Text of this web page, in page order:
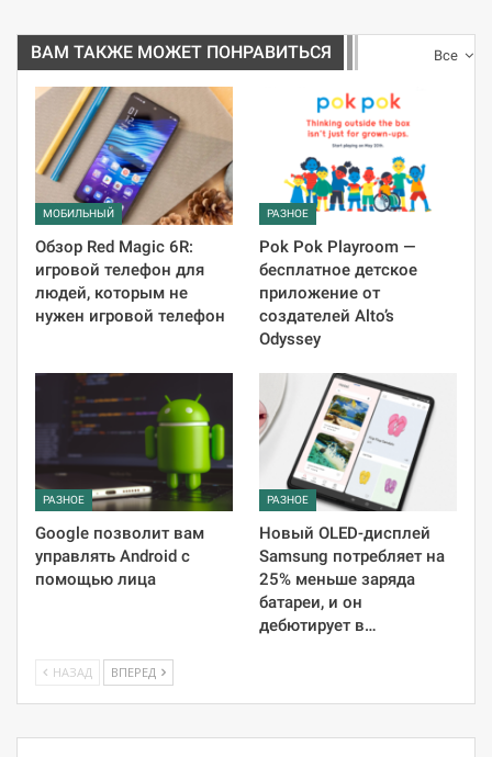
Все
ВАМ ТАКЖЕ МОЖЕТ ПОНРАВИТЬСЯ
МОБИЛЬНЫЙ
Обзор Red Magic 6R:
игровой телефон для
людей, которым не
нужен игровой телефон
РАЗНОЕ
Pok Pok Playroom —
бесплатное детское
приложение от
создателей Alto’s
Odyssey
РАЗНОЕ
Google позволит вам
управлять Android с
помощью лица
РАЗНОЕ
Новый OLED-дисплей
Samsung потребляет на
25% меньше заряда
батареи, и он
дебютирует в…
НАЗАД ВПЕРЕД